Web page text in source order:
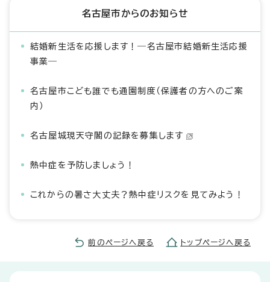
名古屋市からのお知らせ
結婚新生活を応援します！―名古屋市結婚新生活応援
事業―
名古屋市こども誰でも通園制度（保護者の方へのご案
内）
名古屋城現天守閣の記録を募集します
熱中症を予防しましょう！
これからの暑さ大丈夫？熱中症リスクを見てみよう！
前のページへ戻る トップページへ戻る